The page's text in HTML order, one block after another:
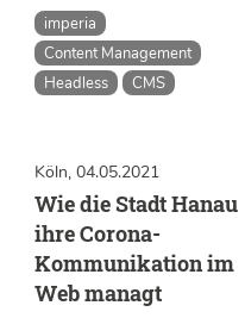
imperia
Content Management
Headless
CMS
Köln, 04.05.2021
Wie die Stadt Hanau
ihre Corona-
Kommunikation im
Web managt